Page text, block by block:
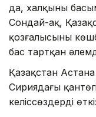
да, халқының
Сондай-ақ,
қозғалысының
бас тартқан
Қазақстан
Сириядағы
келіссөздерді